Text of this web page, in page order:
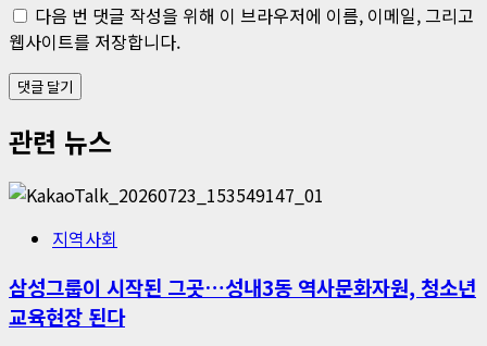
다음 번 댓글 작성을 위해 이 브라우저에 이름, 이메일, 그리고
웹사이트를 저장합니다.
관련 뉴스
지역사회
삼성그룹이 시작된 그곳…성내3동 역사문화자원, 청소년
교육현장 된다